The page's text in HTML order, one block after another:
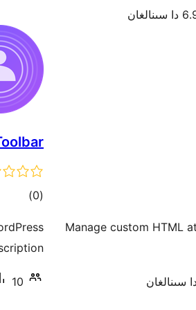
Manage custom HTML
(0 ئومۇمىي)
10 دىن ئاز ئاكتىپ ئورنىتىش